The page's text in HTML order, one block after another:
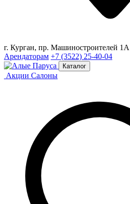
г. Курган, пр. Машиностроителей 1А
Арендаторам +7 (3522) 25-40-04
Каталог
Акции Салоны